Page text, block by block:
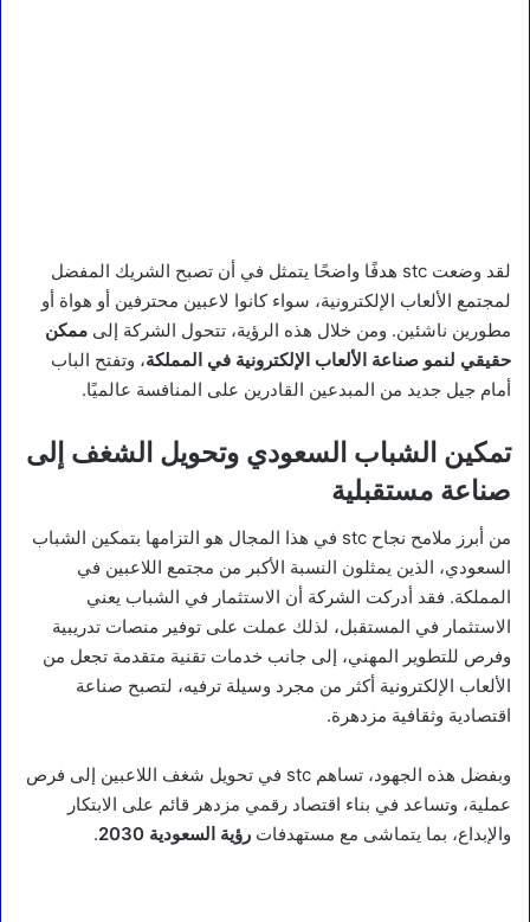
لقد وضعت stc هدفًا واضحًا يتمثل في أن تصبح الشريك المفضل
لمجتمع الألعاب الإلكترونية، سواء كانوا لاعبين محترفين أو هواة أو
مطورين ناشئين. ومن خلال هذه الرؤية، تتحول الشركة إلى ممكن
حقيقي لنمو صناعة الألعاب الإلكترونية في المملكة، وتفتح الباب
أمام جيل جديد من المبدعين القادرين على المنافسة عالميًا.
تمكين الشباب السعودي وتحويل الشغف إلى
صناعة مستقبلية
من أبرز ملامح نجاح stc في هذا المجال هو التزامها بتمكين الشباب
السعودي، الذين يمثلون النسبة الأكبر من مجتمع اللاعبين في
المملكة. فقد أدركت الشركة أن الاستثمار في الشباب يعني
الاستثمار في المستقبل، لذلك عملت على توفير منصات تدريبية
وفرص للتطوير المهني، إلى جانب خدمات تقنية متقدمة تجعل من
الألعاب الإلكترونية أكثر من مجرد وسيلة ترفيه، لتصبح صناعة
اقتصادية وثقافية مزدهرة.
وبفضل هذه الجهود، تساهم stc في تحويل شغف اللاعبين إلى فرص
عملية، وتساعد في بناء اقتصاد رقمي مزدهر قائم على الابتكار
والإبداع، بما يتماشى مع مستهدفات رؤية السعودية 2030 .